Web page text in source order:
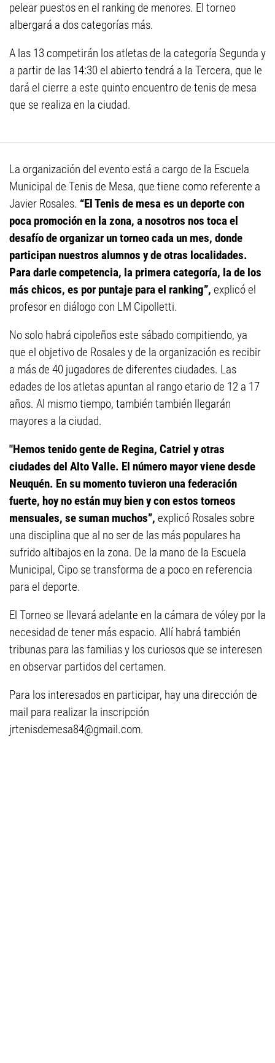
pelear puestos en el ranking de menores. El torneo
albergará a dos categorías más.
A las 13 competirán los atletas de la categoría Segunda y
a partir de las 14:30 el abierto tendrá a la Tercera, que le
dará el cierre a este quinto encuentro de tenis de mesa
que se realiza en la ciudad.
La organización del evento está a cargo de la Escuela
Municipal de Tenis de Mesa, que tiene como referente a
Javier Rosales. “El Tenis de mesa es un deporte con
poca promoción en la zona, a nosotros nos toca el
desafío de organizar un torneo cada un mes, donde
participan nuestros alumnos y de otras localidades.
Para darle competencia, la primera categoría, la de los
más chicos, es por puntaje para el ranking”, explicó el
profesor en diálogo con LM Cipolletti.
No solo habrá cipoleños este sábado compitiendo, ya
que el objetivo de Rosales y de la organización es recibir
a más de 40 jugadores de diferentes ciudades. Las
edades de los atletas apuntan al rango etario de 12 a 17
años. Al mismo tiempo, también también llegarán
mayores a la ciudad.
"Hemos tenido gente de Regina, Catriel y otras
ciudades del Alto Valle. El número mayor viene desde
Neuquén. En su momento tuvieron una federación
fuerte, hoy no están muy bien y con estos torneos
mensuales, se suman muchos”, explicó Rosales sobre
una disciplina que al no ser de las más populares ha
sufrido altibajos en la zona. De la mano de la Escuela
Municipal, Cipo se transforma de a poco en referencia
para el deporte.
El Torneo se llevará adelante en la cámara de vóley por la
necesidad de tener más espacio. Allí habrá también
tribunas para las familias y los curiosos que se interesen
en observar partidos del certamen.
Para los interesados en participar, hay una dirección de
mail para realizar la inscripción
jrtenisdemesa84@gmail.com.